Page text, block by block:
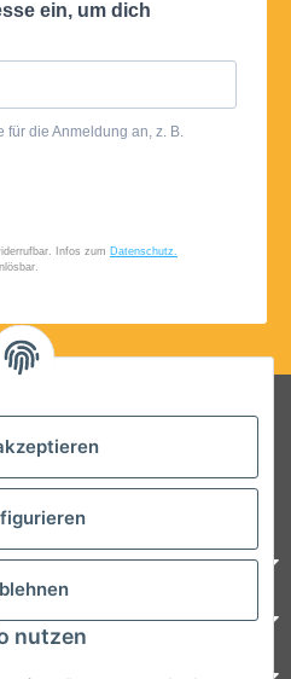
nutzen
Social Media